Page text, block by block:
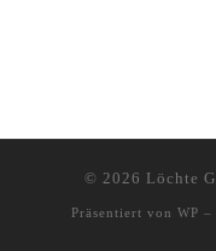
© 2026 Löchte
Präsentiert von WP –